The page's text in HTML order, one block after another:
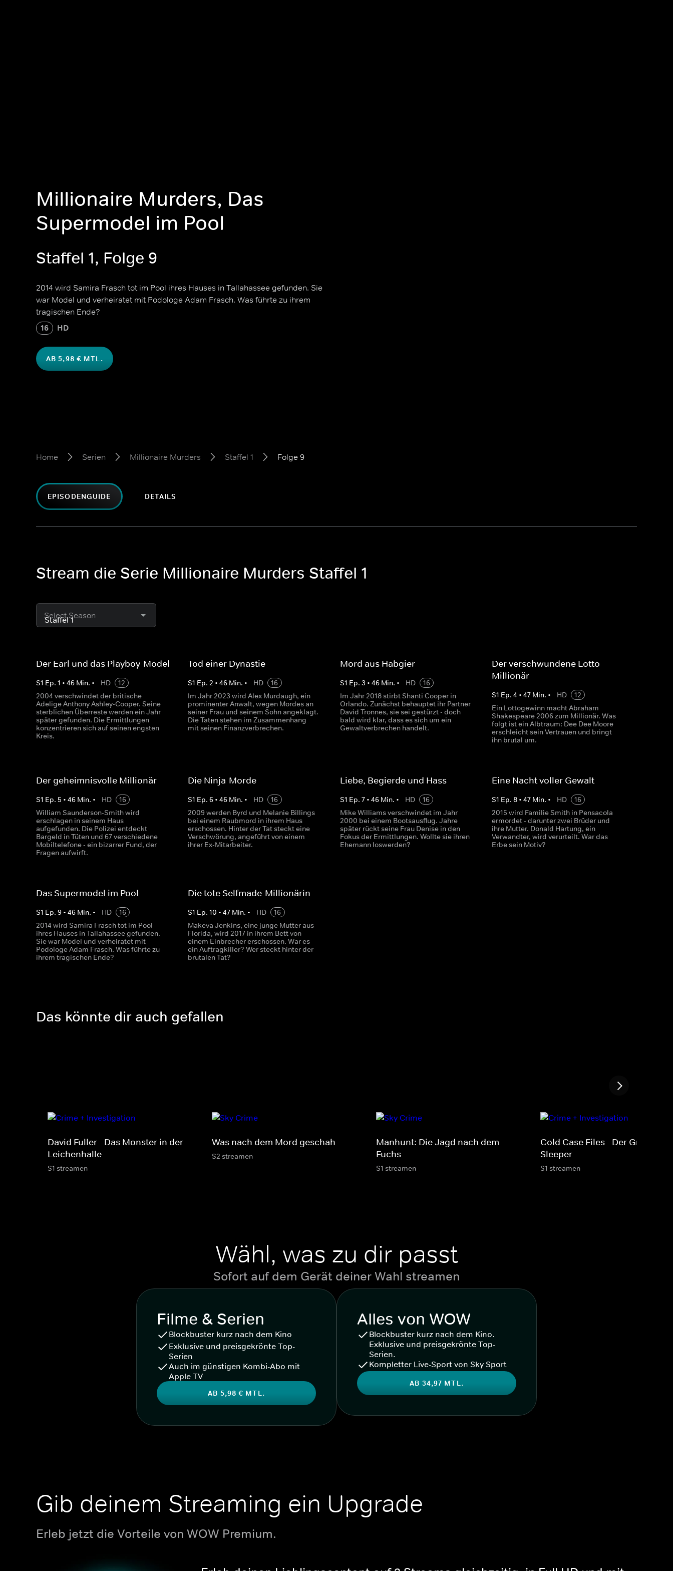
Millionaire Murders, Das
Supermodel im Pool
Staffel 1, Folge 9
2014 wird Samira Frasch tot im Pool ihres Hauses in Tallahassee gefunden. Sie
war Model und verheiratet mit Podologe Adam Frasch. Was führte zu ihrem
tragischen Ende?
16 HD
AB 5,98 € MTL.
Home Serien Millionaire Murders Staffel 1 Folge 9
EPISODENGUIDE DETAILS
Stream die Serie Millionaire Murders Staffel 1
Select Season
Der Earl und das Playboy-Model
S1 Ep. 1 • 46 Min. • HD
12
2004 verschwindet der britische
Adelige Anthony Ashley-Cooper. Seine
sterblichen Überreste werden ein Jahr
später gefunden. Die Ermittlungen
konzentrieren sich auf seinen engsten
Kreis.
Tod einer Dynastie
S1 Ep.2 •46 Min. • HD
16
Im Jahr 2023 wird Alex Murdaugh, ein
prominenter Anwalt, wegen Mordes an
seiner Frau und seinem Sohn angeklagt.
Die Taten stehen im Zusammenhang
mit seinen Finanzverbrechen.
Mord aus Habgier
S1 Ep. 3 • 46Min. • HD
16
Im Jahr 2018 stirbt Shanti Cooper in
Orlando. Zunächst behauptet ihr Partner
David Tronnes, sie sei gestürzt - doch
bald wird klar, dass es sich um ein
Gewaltverbrechen handelt.
Der verschwundene Lotto-
Millionär
S1 Ep. 4 • 47Min. • HD
12
Ein Lottogewinn macht Abraham
Shakespeare 2006 zum Millionär. Was
folgt ist ein Albtraum: Dee Dee Moore
erschleicht sein Vertrauen und bringt
ihn brutal um.
Der geheimnisvolle Millionär
S1 Ep. 5 • 46 Min. • HD
16
William Saunderson-Smith wird
erschlagen in seinem Haus
aufgefunden. Die Polizei entdeckt
Bargeld in Tüten und 67 verschiedene
Mobiltelefone - ein bizarrer Fund, der
Fragen aufwirft.
Die Ninja-Morde
S1 Ep.6 •46 Min. • HD
16
2009 werden Byrd und Melanie Billings
bei einem Raubmord in ihrem Haus
erschossen. Hinter der Tat steckt eine
Verschwörung, angeführt von einem
ihrer Ex-Mitarbeiter.
Liebe, Begierde und Hass
S1 Ep. 7• 46Min. • HD
16
Mike Williams verschwindet im Jahr
2000 bei einem Bootsausflug. Jahre
später rückt seine Frau Denise in den
Fokus der Ermittlungen. Wollte sie ihren
Ehemann loswerden?
Eine Nacht voller Gewalt
S1 Ep. 8• 47Min. • HD
16
2015 wird Familie Smith in Pensacola
ermordet - darunter zwei Brüder und
ihre Mutter. Donald Hartung, ein
Verwandter, wird verurteilt. War das
Erbe sein Motiv?
Das Supermodel im Pool
S1 Ep. 9 • 46 Min. • HD
16
2014 wird Samira Frasch tot im Pool
ihres Hauses in Tallahassee gefunden.
Sie war Model und verheiratet mit
Podologe Adam Frasch. Was führte zu
ihrem tragischen Ende?
Die tote Selfmade-Millionärin
S1 Ep.10 •47 Min. • HD
16
Makeva Jenkins, eine junge Mutter aus
Florida, wird 2017 in ihrem Bett von
einem Einbrecher erschossen. War es
ein Auftragkiller? Wer steckt hinter der
brutalen Tat?
Das könnte dir auch gefallen
David Fuller - Das Monster in der
Leichenhalle
S1 streamen
Was nach dem Mord geschah
S2 streamen
Manhunt: Die Jagd nach dem
Fuchs
S1 streamen
Cold Case Files - Der Grim
Sleeper
S1 streamen
Wähl, was zu dir passt
Sofort auf dem Gerät deiner Wahl streamen
Filme & Serien
Blockbuster kurz nach dem Kino
Exklusive und preisgekrönte Top-
Serien
Auch im günstigen Kombi-Abo mit
Apple TV
AB 5,98 € MTL.
Alles von WOW
Blockbuster kurz nach dem Kino.
Exklusive und preisgekrönte Top-
Serien.
Kompletter Live-Sport von Sky Sport
AB 34,97 MTL.
Gib deinem Streaming ein Upgrade
Erleb jetzt die Vorteile von WOW Premium.